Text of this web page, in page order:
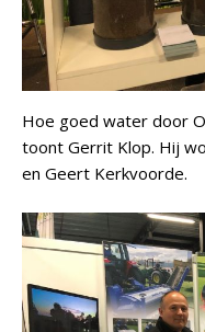
Hoe goed water door
toont Gerrit Klop. Hij
en Geert Kerkvoorde.